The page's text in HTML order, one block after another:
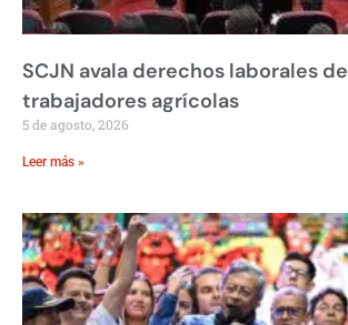
SCJN avala derechos laborales de
trabajadores agrícolas
5 de agosto, 2026
Leer más »